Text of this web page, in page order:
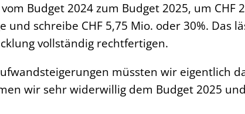
Budget 2024 zum Budget 2025, um CHF
und schreibe CHF 5,75 Mio. oder 30%. Das
vollständig rechtfertigen.
müssten wir eigentlich
wir sehr widerwillig dem Budget 2025